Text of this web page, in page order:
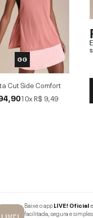
GG
Cut Side Comfort
10xR$ 9,49
Baixe o appLIVE! Oficial
facilitada, segura e simples.